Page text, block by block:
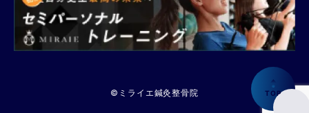
TOP
©️ミライエ鍼灸整骨院